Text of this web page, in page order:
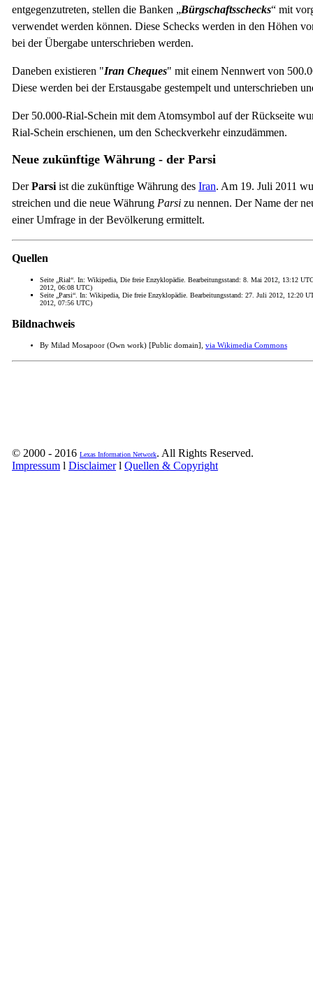
entgegenzutreten, stellen die Banken „Bürgschaftsschecks“ mit
verwendet werden können. Diese Schecks werden in den Höhen
bei der Übergabe unterschrieben werden.
Daneben existieren "Iran Cheques" mit einem Nennwert von
Diese werden bei der Erstausgabe gestempelt und unterschrieben
Der 50.000-Rial-Schein mit dem Atomsymbol auf der Rückseite
Rial-Schein erschienen, um den Scheckverkehr einzudämmen.
Neue zukünftige Währung - der Parsi
DerParsi ist die zukünftige Währung des Iran. Am 19. Juli 2011
streichen und die neue Währung Parsi zu nennen. Der Name der
einer Umfrage in der Bevölkerung ermittelt.
Quellen
Seite „Rial“. In: Wikipedia, Die freie Enzyklopädie. Bearbeitungsstand: 8. Mai 2012, 13:12
2012, 06:08 UTC)
Seite „Parsi“. In: Wikipedia, Die freie Enzyklopädie. Bearbeitungsstand: 27. Juli 2012, 12:20
2012, 07:56 UTC)
Bildnachweis
By Milad Mosapoor (Own work) [Public domain], via Wikimedia Commons
© 2000 - 2016 Lexas Information Network. All Rights Reserved.
Impressum l Disclaimerl Quellen & Copyright